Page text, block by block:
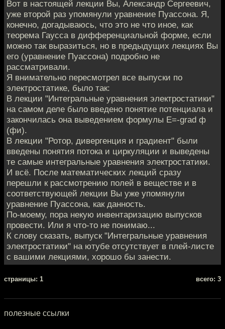
Вот в настоящей лекции Вы, Александр Сергеевич,
уже второй раз упомянули уравнение Пуассона. Я,
конечно, догадываюсь, что это не что иное, как
теорема Гаусса в дифференциальной форме, если
можно так выразиться, но в предыдущих лекциях Вы
его (уравнение Пуассона) подробно не
рассматривали.
Я внимательно пересмотрел все выпуски по
электростатике, было так:
В лекции "Интегральные уравнения электростатики"
на самом деле было введено понятие потенциала и
закончилась она выведением формулы E=-grad ф
(фи).
В лекции "Ротор, дивергенция и градиент" были
введены понятия потока и циркуляции и выведены
те самые интегральные уравнения электростатики.
И всё. После математических лекций сразу
перешли к рассмотрению полей в веществе и в
соответствующей лекции Вы уже упомянули
уравнение Пуассона, как данность.
По-моему, пора некую инвентаризацию выпусков
провести. Или я что-то не понимаю...
К слову сказать, выпуск "Интегральные уравнения
электростатики" на ютубе отсутствует в плей-листе
с вашими лекциями, хорошо бы занести.
cтраницы: 1 всего: 3
полезные ссылки